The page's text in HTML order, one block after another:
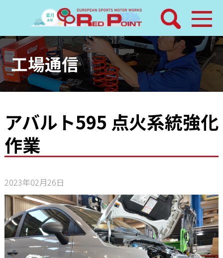
検索
ホーム
トピックス
レッドポイントパーツ
店舗案内
工場通信
お問い合わせ
工場通信
アバルト595 点火系統強化
作業
2023年02月26日